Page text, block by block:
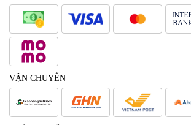
VẬN CHUYỂN